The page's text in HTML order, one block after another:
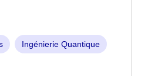
Ingénierie Quantique